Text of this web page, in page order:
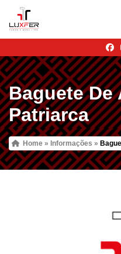
Baguete De
Patriarca
Home » Informações »